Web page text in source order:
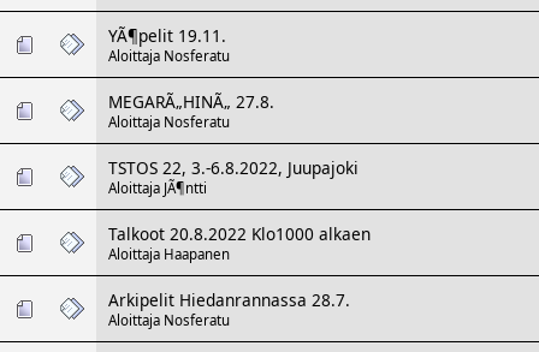
YÃ¶pelit 19.11.
Aloittaja Nosferatu
MEGARÃ„HINÃ„ 27.8.
Aloittaja Nosferatu
TSTOS 22, 3.-6.8.2022, Juupajoki
Aloittaja JÃ¶ntti
Talkoot 20.8.2022 Klo1000 alkaen
Aloittaja Haapanen
Arkipelit Hiedanrannassa 28.7.
Aloittaja Nosferatu